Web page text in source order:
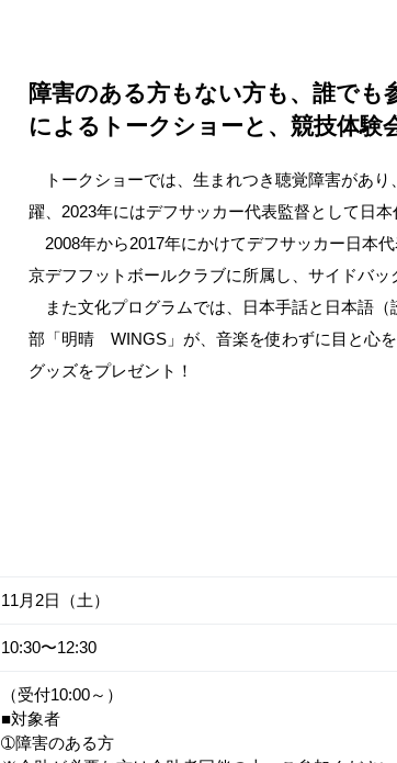
障害のある方もない方も、誰で
によるトークショーと、競技体験
トークショーでは、生まれつき聴覚障害があり
躍、2023年にはデフサッカー代表監督として日
2008年から2017年にかけてデフサッカー日本
京デフフットボールクラブに所属し、サイドバ
また文化プログラムでは、日本手話と日本語（
部「明晴 WINGS」が、音楽を使わずに目と心
グッズをプレゼント！
11月2日（土）
10:30〜12:30
（受付10:00～）
■対象者
➀障害のある方